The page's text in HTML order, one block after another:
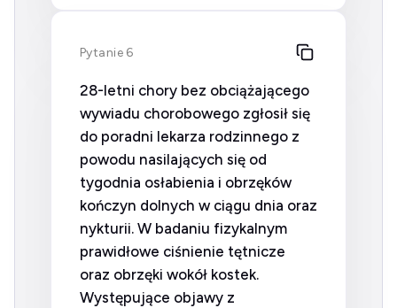
Pytanie 6
28-letni chory bez obciążającego
wywiadu chorobowego zgłosił się
do poradni lekarza rodzinnego z
powodu nasilających się od
tygodnia osłabienia i obrzęków
kończyn dolnych w ciągu dnia oraz
nykturii. W badaniu fizykalnym
prawidłowe ciśnienie tętnicze
oraz obrzęki wokół kostek.
Występujące objawy z